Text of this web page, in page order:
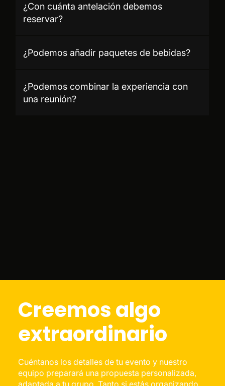
¿Con cuánta antelación debemos
reservar?
¿Podemos añadir paquetes de bebidas?
¿Podemos combinar la experiencia con
una reunión?
Creemos algo
extraordinario
Cuéntanos los detalles de tu evento y nuestro
equipo preparará una propuesta personalizada,
adaptada a tu grupo. Tanto si estás organizando